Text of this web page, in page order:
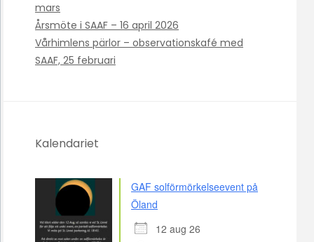
mars
Årsmöte i SAAF – 16 april 2026
Vårhimlens pärlor – observationskafé med
SAAF, 25 februari
Kalendariet
GAF solförmörkelseevent på
Öland
12 aug 26